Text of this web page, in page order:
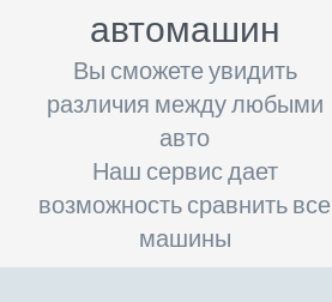
автомашин
Вы сможете увидить
различия между любыми
авто
Наш сервис дает
возможность сравнить все
машины